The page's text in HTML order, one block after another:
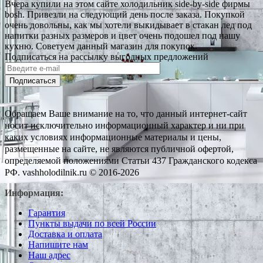
Вчера купили на этом сайте холодильник side-by-side фирмы
bosh. Привезли на следующий день после заказа. Покупкой
очень довольны, как мы хотели выкидывает в стакан лед под
напитки разных размеров и цвет очень подошел под нашу
кухню. Советуем данный магазин для покупок.
Подписаться на рассылку выгодных предложений
Подписаться
Обращаем Ваше внимание на то, что данный интернет-сайт
носит исключительно информационный характер и ни при
каких условиях информационные материалы и цены,
размещенные на сайте, не являются публичной офертой,
определяемой положениями Статьи 437 Гражданского кодекса
РФ. vashholodilnik.ru © 2016-2026
Информация:
Гарантия
Пункты выдачи по всей России
Доставка и оплата
Напишите нам
Наш адрес